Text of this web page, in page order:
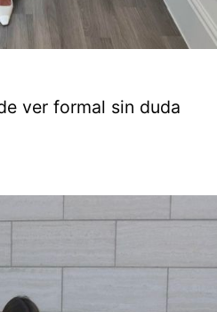
ver formal sin duda